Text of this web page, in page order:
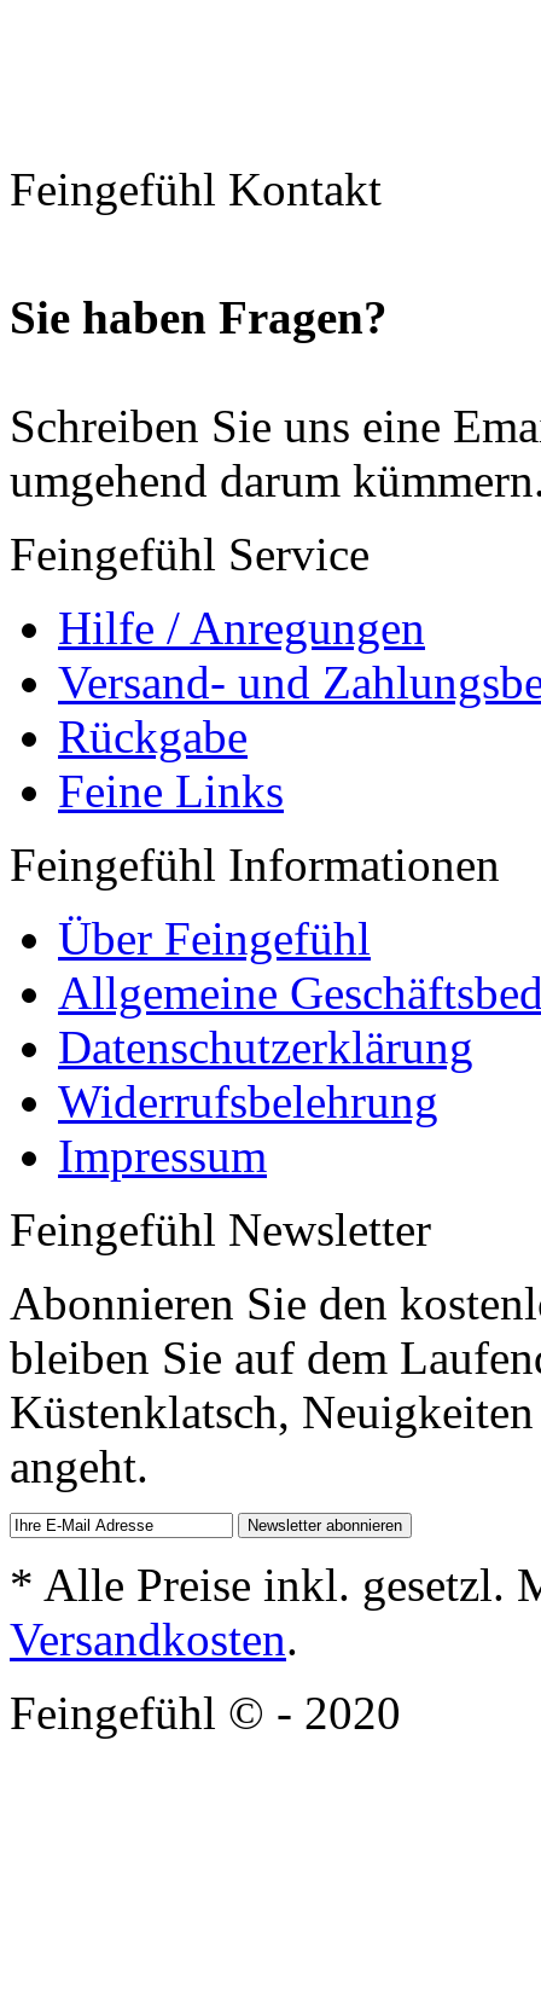
Feingefühl Kontakt
Sie haben Fragen?
Schreiben Sie uns eine
umgehend darum
Feingefühl Service
Hilfe / Anregungen
Versand- und
Rückgabe
Feine Links
Feingefühl Informationen
Über Feingefühl
Allgemeine
Datenschutzerklärung
Widerrufsbelehrung
Impressum
Feingefühl Newsletter
Abonnieren Sie den
bleiben Sie auf dem
Küstenklatsch,
angeht.
* Alle Preise inkl. gesetzl.
Versandkosten.
Feingefühl © - 2020